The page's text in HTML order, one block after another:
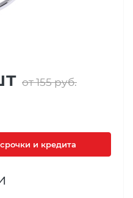
от 155руб.
и кредита